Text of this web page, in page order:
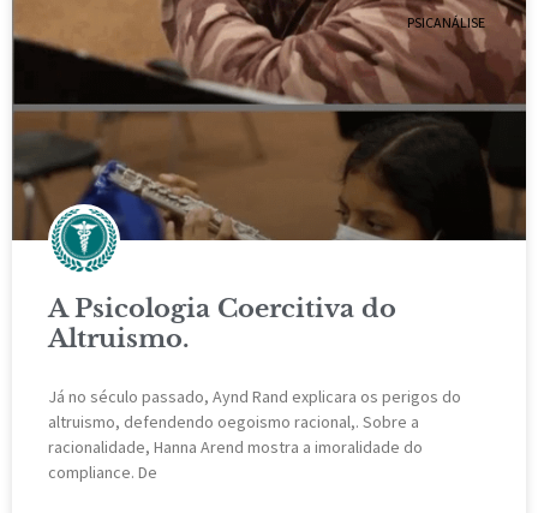
PSICANÁLISE
A Psicologia Coercitiva do
Altruismo.
Já no século passado, Aynd Rand explicara os perigos do
altruismo, defendendo oegoismo racional,. Sobre a
racionalidade, Hanna Arend mostra a imoralidade do
compliance. De